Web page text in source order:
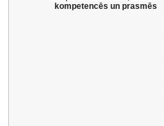
kompetencēs un prasmēs